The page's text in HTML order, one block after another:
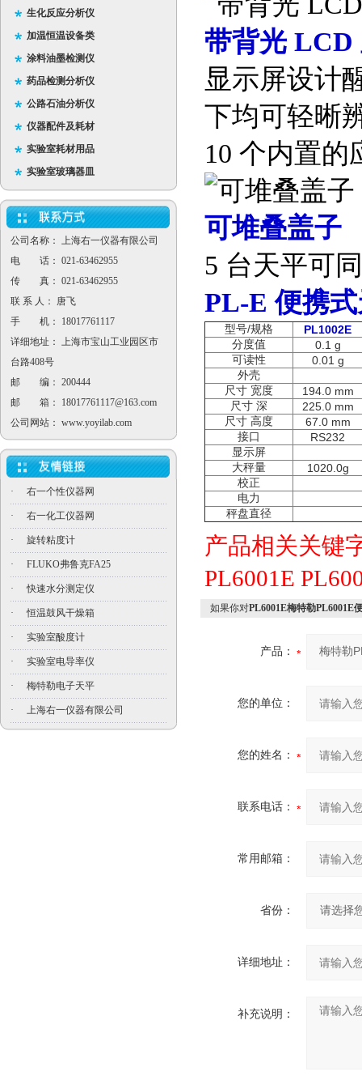
生化反应分析仪
加温恒温设备类
涂料油墨检测仪
药品检测分析仪
公路石油分析仪
仪器配件及耗材
实验室耗材用品
实验室玻璃器皿
公司名称： 上海右一仪器有限公司
电 话： 021-63462955
传 真： 021-63462955
联 系 人： 唐飞
手 机： 18017761117
详细地址： 上海市宝山工业园区市
台路408号
邮 编： 200444
邮 箱：
18017761117@163.com
公司网站： www.yoyilab.com
· 右一个性仪器网
· 右一化工仪器网
· 旋转粘度计
· FLUKO弗鲁克FA25
· 快速水分测定仪
· 恒温鼓风干燥箱
· 实验室酸度计
· 实验室电导率仪
· 梅特勒电子天平
· 上海右一仪器有限公司
带背光 LCD
显示屏设计
下均可轻晰
10 个内置的
可堆叠盖子
5 台天平可
PL-E便携
型号/规格 PL1002E
分度值 0.1 g
可读性 0.01 g
外壳
尺寸 宽度 194.0 mm
尺寸 深 225.0 mm
尺寸 高度 67.0 mm
接口 RS232
显示屏
大秤量
1020.0g
校正
电力
秤盘直径
产品相关关键
PL6001E
如果你对PL6001E梅特勒PL6001E
产品：
您的单位：
您的姓名：
联系电话：
常用邮箱：
省份：
详细地址：
补充说明：